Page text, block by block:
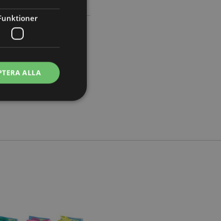
ALLA
måste
produkter för